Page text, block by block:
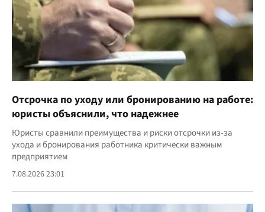
Отсрочка по уходу или бронированию на работе:
юристы объяснили, что надежнее
Юристы сравнили преимущества и риски отсрочки из-за
ухода и бронирования работника критически важным
предприятием
7.08.2026 23:01